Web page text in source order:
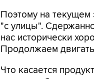
Поэтому на текущем
"с улицы".
нас исторически
Продолжаем
Что касается